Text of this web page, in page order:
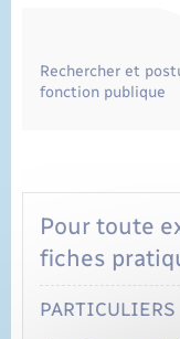
Rechercher et
fonction publique
Pour toute
fiches
PARTICULIERS